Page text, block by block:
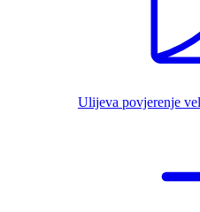
Ulijeva povjerenje